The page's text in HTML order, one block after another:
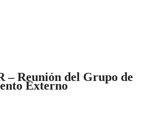
– Reunión del Grupo de
Externo